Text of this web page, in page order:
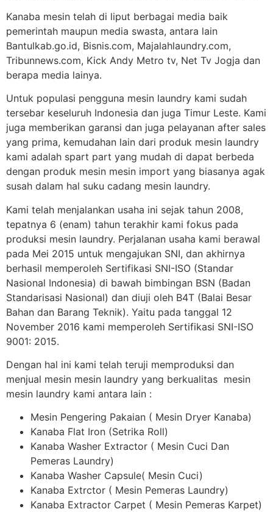
Kanaba mesin telah di liput berbagai media baik
pemerintah maupun media swasta, antara lain
Bantulkab.go.id, Bisnis.com, Majalahlaundry.com,
Tribunnews.com, Kick Andy Metro tv, Net Tv Jogja dan
berapa media lainya.
Untuk populasi pengguna mesin laundry kami sudah
tersebar keseluruh Indonesia dan juga Timur Leste. Kami
juga memberikan garansi dan juga pelayanan after sales
yang prima, kemudahan lain dari produk mesin laundry
kami adalah spart part yang mudah di dapat berbeda
dengan produk mesin mesin import yang biasanya agak
susah dalam hal suku cadang mesin laundry.
Kami telah menjalankan usaha ini sejak tahun 2008,
tepatnya 6 (enam) tahun terakhir kami fokus pada
produksi mesin laundry. Perjalanan usaha kami berawal
pada Mei 2015 untuk mengajukan SNI, dan akhirnya
berhasil memperoleh Sertifikasi SNI-ISO (Standar
Nasional Indonesia) di bawah bimbingan BSN (Badan
Standarisasi Nasional) dan diuji oleh B4T (Balai Besar
Bahan dan Barang Teknik). Yaitu pada tanggal 12
November 2016 kami memperoleh Sertifikasi SNI-ISO
9001: 2015.
Dengan hal ini kami telah teruji memproduksi dan
menjual mesin mesin laundry yang berkualitas mesin
mesin laundry kami antara lain :
Mesin Pengering Pakaian ( Mesin Dryer Kanaba)
Kanaba Flat Iron (Setrika Roll)
Kanaba Washer Extractor ( Mesin Cuci Dan
Pemeras Laundry)
Kanaba Washer Capsule( Mesin Cuci)
Kanaba Extrctor ( Mesin Pemeras Laundry)
Kanaba Extractor Carpet ( Mesin Pemeras Karpet)